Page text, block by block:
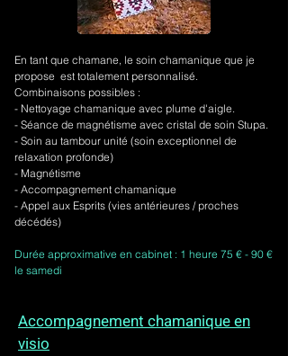
En tant que chamane, le soin chamanique que je
propose est totalement personnalisé.
Combinaisons possibles :
- Nettoyage chamanique avec plume d'aigle.
- Séance de magnétisme avec cristal de soin Stupa.
- Soin au tambour unité (soin exceptionnel de
relaxation profonde)
- Magnétisme
- Accompagnement chamanique
- Appel aux Esprits (vies antérieures / proches
décédés)
Durée approximative en cabinet : 1 heure 75 € - 90 €
le samedi
Accompagnement chamanique en
visio